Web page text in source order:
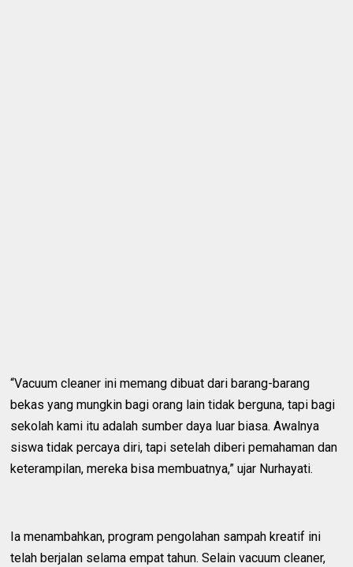
“Vacuum cleaner ini memang dibuat dari barang-barang
bekas yang mungkin bagi orang lain tidak berguna, tapi bagi
sekolah kami itu adalah sumber daya luar biasa. Awalnya
siswa tidak percaya diri, tapi setelah diberi pemahaman dan
keterampilan, mereka bisa membuatnya,” ujar Nurhayati.
Ia menambahkan, program pengolahan sampah kreatif ini
telah berjalan selama empat tahun. Selain vacuum cleaner,